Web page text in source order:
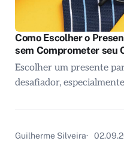
Como Escolher o
sem Comprometer seu
Escolher um presente
desafiador,
Guilherme Silveira